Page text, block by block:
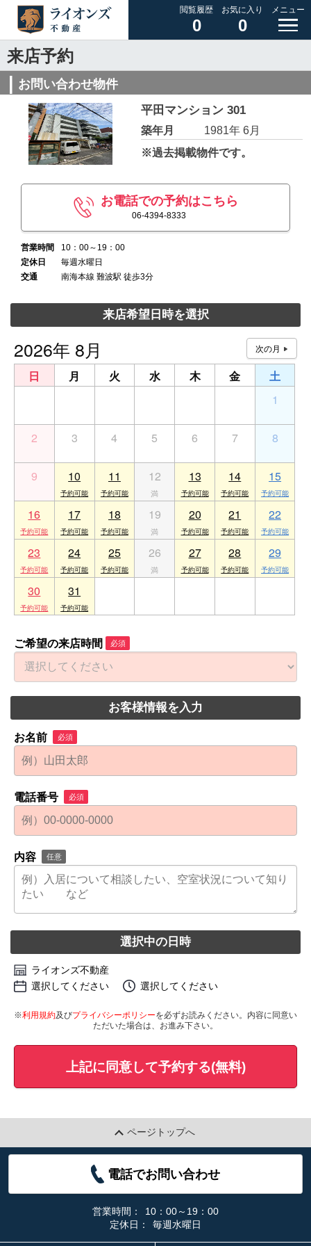
閲覧履歴
0
お気に入り
0
メニュー
来店予約
お問い合わせ物件
平田マンション 301
築年月
1981年 6月
※過去掲載物件です。
お電話での予約はこちら
06-4394-8333
営業時間
10：00～19：00
定休日
毎週水曜日
交通
南海本線 難波駅 徒歩3分
来店希望日時を選択
2026年 8月
日 月 火 水 木 金
土
1
2 3 4 5 6 7 8
9 10 11 12 13 14 15
16 17 18 19 20 21 22
23 24 25 26 27 28 29
30 31
ご希望の来店時間 必須
お客様情報を入力
お名前 必須
電話番号 必須
内容 任意
選択中の日時
ライオンズ不動産
選択してください
選択してください
※利用規約及びプライバシーポリシーを必ずお読みください。内容に同意い
ただいた場合は、お進み下さい。
上記に同意して予約する(無料)
ページトップへ
電話でお問い合わせ
営業時間：
10：00～19：00
定休日：
毎週水曜日